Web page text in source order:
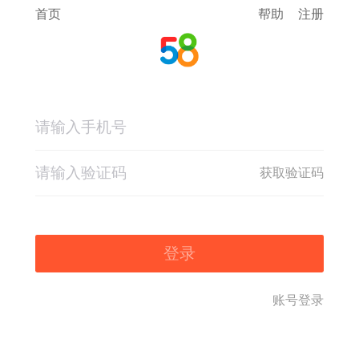
首页 帮助 注册
获取验证码
登录
账号登录